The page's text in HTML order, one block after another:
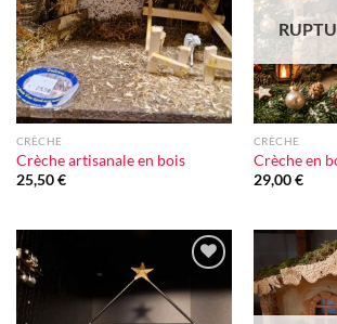
CRÈCHE
Crèche artisanale en bois
25,50€
CRÈCHE
Crèche en
29,00€
à la liste
d'envie